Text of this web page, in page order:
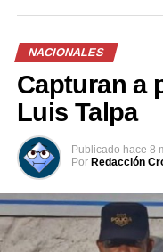
Capturan a cinco
empresarios del transporte
por incumplir con el servicio
gratuito
7 mayo, 2025
En «Nacionales»
NACIONALES
Capturan a
Luis Talpa
Publicado hace 8
Por Redacción